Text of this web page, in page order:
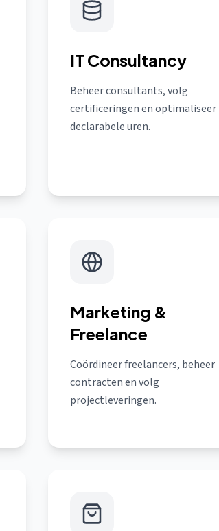
IT Consultancy
Beheer consultants, volg
certificeringen en optimaliseer
declarabele uren.
Marketing &
Freelance
Coördineer freelancers, beheer
contracten en volg
projectleveringen.